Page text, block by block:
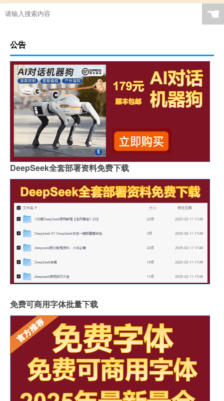
☚
公告
DeepSeek全套部署资料免费下载
免费可商用字体批量下载